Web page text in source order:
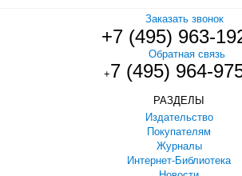
Заказать звонок
+7 (495) 963-
Обратная связь
+7 (495) 964-
РАЗДЕЛЫ
Издательство
Покупателям
Журналы
Интернет-Библиотека